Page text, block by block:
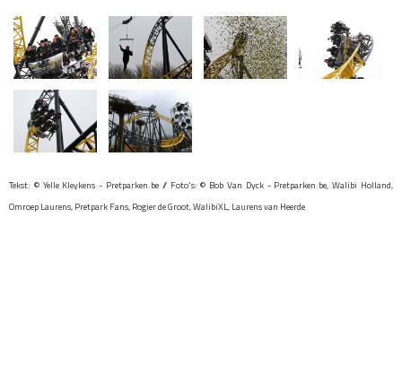
Tekst: © Yelle Kleykens - Pretparken.be // Foto's: © Bob Van Dyck - Pretparken.be, Walibi Holland,
Omroep Laurens, Pretpark Fans, Rogier de Groot, WalibiXL, Laurens van Heerde